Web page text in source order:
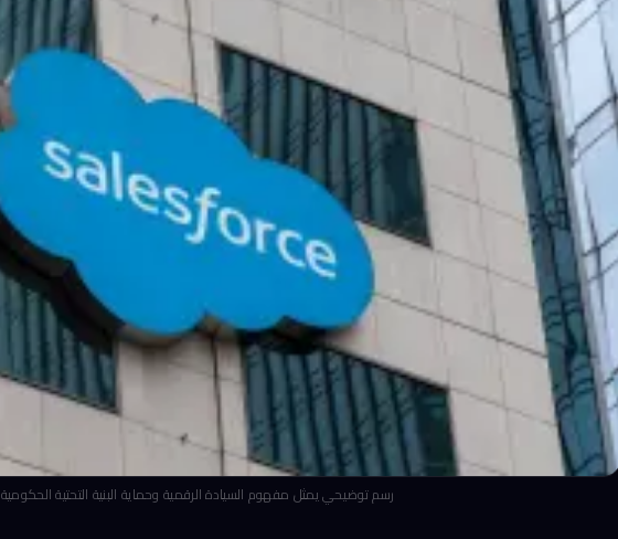
رسم توضيحي يمثل مفهوم السيادة الرقمية وحماية البنية التحتية الحكومية